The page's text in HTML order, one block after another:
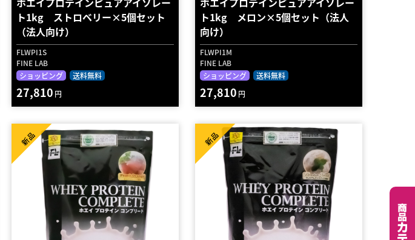
ト1kg ストロベリー×5個セット
（法人向け）
FLWPI1S
FINE LAB
ショッピング
送料無料
27,810 円
ト1kg メロン×5個セット（法人
向け）
FLWPI1M
FINE LAB
ショッピング
送料無料
27,810 円
新品 新品